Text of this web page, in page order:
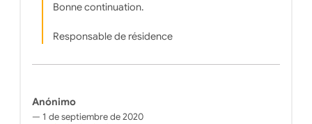
Bonne continuation.
Responsable de résidence
Anónimo
1 de septiembre de 2020